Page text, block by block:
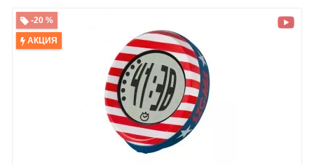
-20 %
АКЦИЯ